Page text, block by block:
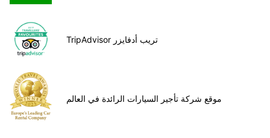
TripAdvisor تريب أدفايزر
موقع شركة تأجير السيارات الرائدة في العالم